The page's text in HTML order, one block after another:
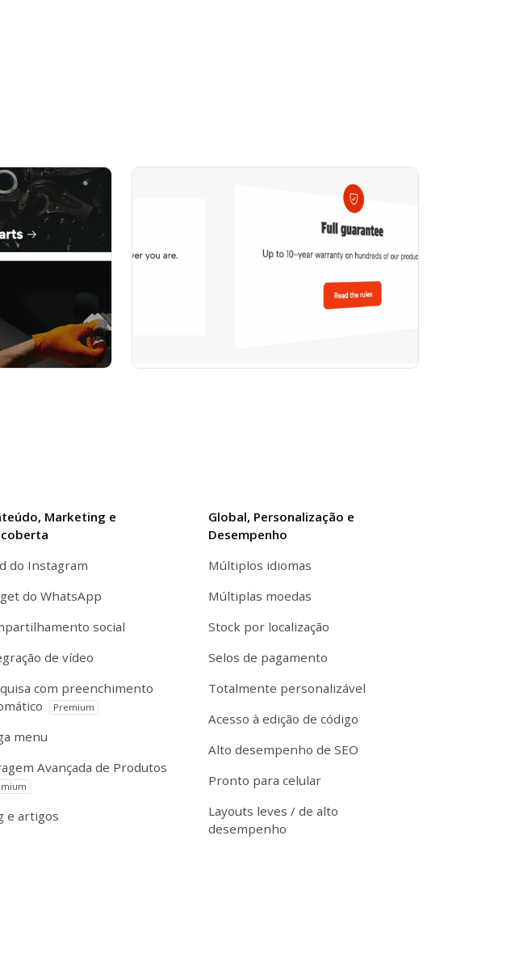
Marketing e
do Instagram
do WhatsApp
social
de vídeo
com preenchimento
Premium
menu
Avançada de Produtos
e artigos
Global, Personalização e
Desempenho
Múltiplos idiomas
Múltiplas moedas
Stock por localização
Selos de pagamento
Totalmente personalizável
Acesso à edição de código
Alto desempenho de SEO
Pronto para celular
Layouts leves / de alto
desempenho